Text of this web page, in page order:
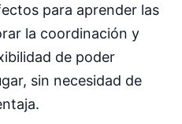
para aprender las
la coordinación y
de poder
sin necesidad de